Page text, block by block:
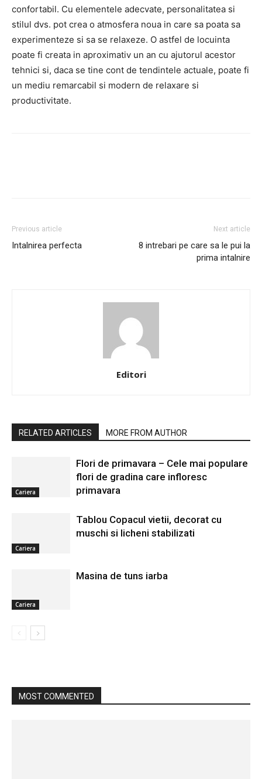
confortabil. Cu elementele adecvate, personalitatea si
stilul dvs. pot crea o atmosfera noua in care sa poata sa
experimenteze si sa se relaxeze. O astfel de locuinta
poate fi creata in aproximativ un an cu ajutorul acestor
tehnici si, daca se tine cont de tendintele actuale, poate fi
un mediu remarcabil si modern de relaxare si
productivitate.
Previous article
Intalnirea perfecta
Next article
8 intrebari pe care sa le pui la
prima intalnire
Editori
RELATED ARTICLES MORE FROM AUTHOR
Cariera
Flori de primavara – Cele mai populare
flori de gradina care infloresc
primavara
Cariera
Tablou Copacul vietii, decorat cu
muschi si licheni stabilizati
Cariera
Masina de tuns iarba
MOST COMMENTED